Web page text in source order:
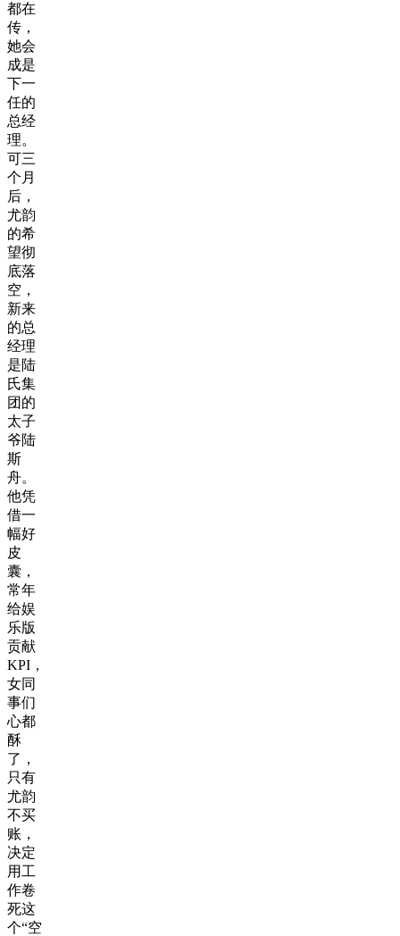
都在
传，
她会
成是
下一
任的
总经
理。
可三
个月
后，
尤韵
的希
望彻
底落
空，
新来
的总
经理
是陆
氏集
团的
太子
爷陆
斯
舟。
他凭
借一
幅好
皮
囊，
常年
给娱
乐版
贡献
KPI，
女同
事们
心都
酥
了，
只有
尤韵
不买
账，
决定
用工
作卷
死这
个“空